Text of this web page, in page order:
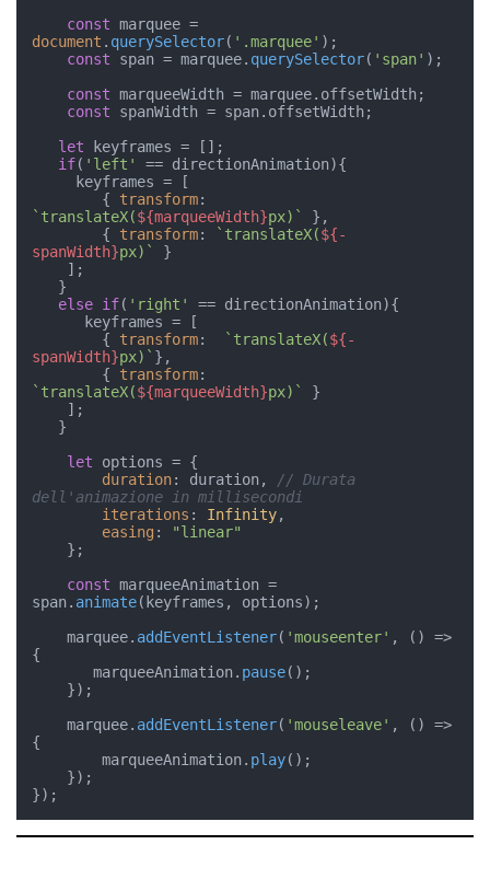
const
document . querySelector( '.marquee' );
const span = marquee. querySelector( 'span' );
const marqueeWidth = marquee. offsetWidth;
const spanWidth = span. offsetWidth;
let keyframes = [];
if( 'left'
== directionAnimation){
        {
transform
`translateX(${marqueeWidth}px)`
},
        {
transform: `translateX(${-
spanWidth}px)`
}
else if( 'right'
== directionAnimation){
        {
transform: `translateX(${-
spanWidth}px)` },
        {
transform
`translateX(${marqueeWidth}px)`
}
let options = {
duration: duration, // Durata
dell'animazione in millisecondi
iterations : Infinity,
easing :
"linear"
const marqueeAnimation =
span. animate(keyframes, options);
    marquee.
addEventListener( 'mouseenter' ,
() =>
{
       marqueeAnimation.
pause();
    marquee.
addEventListener( 'mouseleave' ,
() =>
{
        marqueeAnimation.
play();